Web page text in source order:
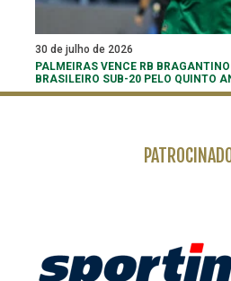
30 de julho de 2026
PALMEIRAS VENCE RB
BRASILEIRO SUB-20 PELO QUINTO